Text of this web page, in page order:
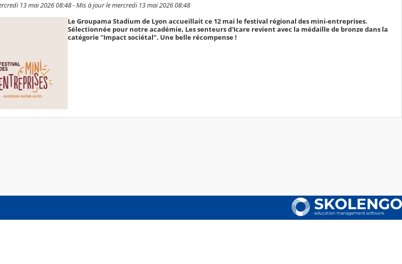
13 mai 2026 08:48 - Mis à jour le mercredi 13 mai 2026 08:48
Le Groupama Stadium de Lyon accueillait ce 12 mai le festival régional des mini-entreprises.
Sélectionnée pour notre académie, Les senteurs d'Icare revient avec la médaille de bronze dans la
catégorie "Impact sociétal". Une belle récompense !